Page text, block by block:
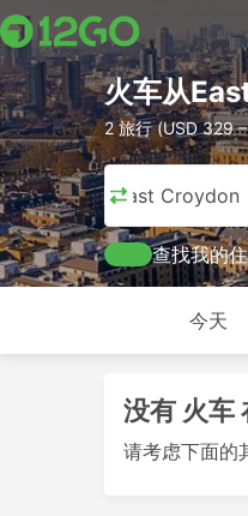
火车从
2 旅行 (USD 329
East Croydon
查找我的
今天
没有 火车
请考虑下面的